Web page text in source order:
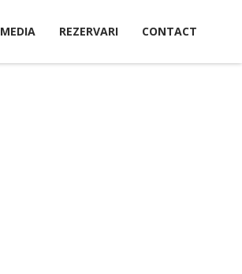
MEDIA REZERVARI CONTACT